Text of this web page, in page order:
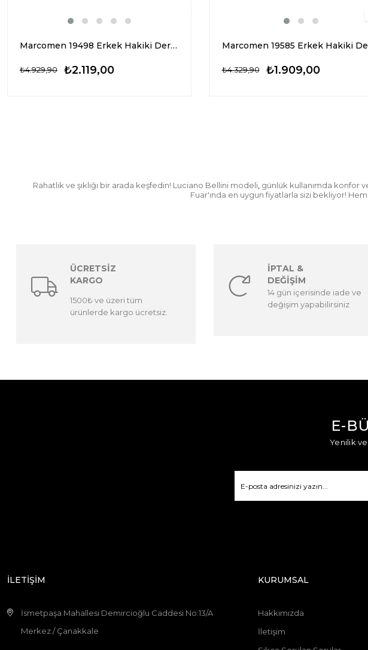
Marcomen 19498 Erkek Hakiki Deri Casual Ayakkabı Siyah
₺2.119,00
₺4.929,90 ₺1.909,00
₺4.329,90
Rahatlık ve şıklığı bir arada keşfedin! Luciano Bellini modeli, günlük kullanımda konfor
Fuar'ında en uygun fiyatlarla sizi bekliyor!
ÜCRETSİZ
KARGO
1500₺ ve üzeri tüm
ürünlerde kargo ücretsiz.
İPTAL &
DEĞİŞİM
14 gün içerisinde iade ve
değişim yapabilirsiniz
E-
Yenilik ve
İLETİŞİM
İsmetpaşa Mahallesi Demircioğlu Caddesi No:13/A
Merkez / Çanakkale
KURUMSAL
Hakkımızda
İletişim